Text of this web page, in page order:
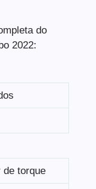
do
2022:
de torque